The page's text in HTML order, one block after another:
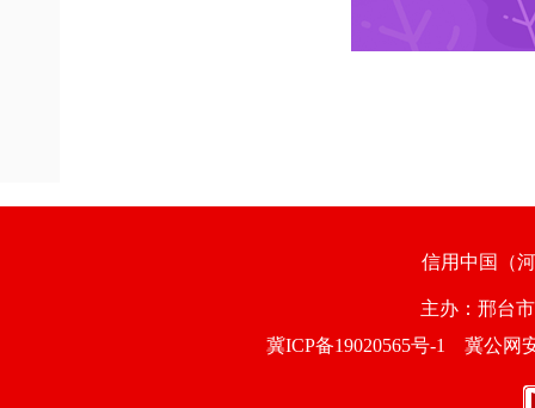
信用中国（
主办：邢
冀ICP备19020565号-1
冀公网